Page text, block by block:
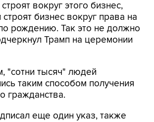
рождению. Так это не должно
Трамп на церемонии
"сотни тысяч" людей
гражданства.
еще один указ, также
расширение